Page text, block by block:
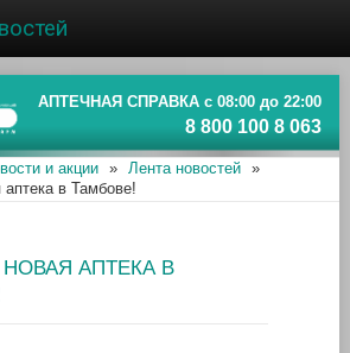
АПТЕЧНАЯ СПРАВКА с 08:00 до 22:00
8 800 100 8 063
и акции » Лента новостей
»
в Тамбове!
НОВАЯ АПТЕКА В